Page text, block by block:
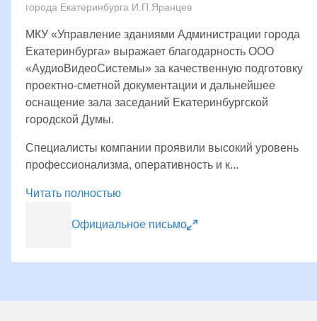
города Екатеринбурга И.П.Яранцев
МКУ «Управление зданиями Администрации города
Екатеринбурга» выражает благодарность ООО
«АудиоВидеоСистемы» за качественную подготовку
проектно-сметной документации и дальнейшее
оснащение зала заседаний Екатеринбургской
городской Думы.
Специалисты компании проявили высокий уровень
профессионализма, оперативность и к...
Читать полностью
Официальное письмо